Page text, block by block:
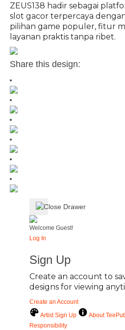
ZEUS138 hadir sebagai
slot gacor terpercaya
pilihan game populer, fitur
layanan praktis tanpa ribet.
Share this design:
Welcome Guest!
Log In
Sign Up
Create an account to
designs for viewing
Create an Account
Artist Sign Up
About
Responsibility